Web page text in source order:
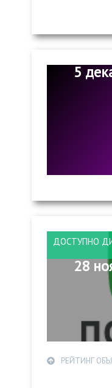
5
ДОСТУПНО
28
РЕЙТИНГ